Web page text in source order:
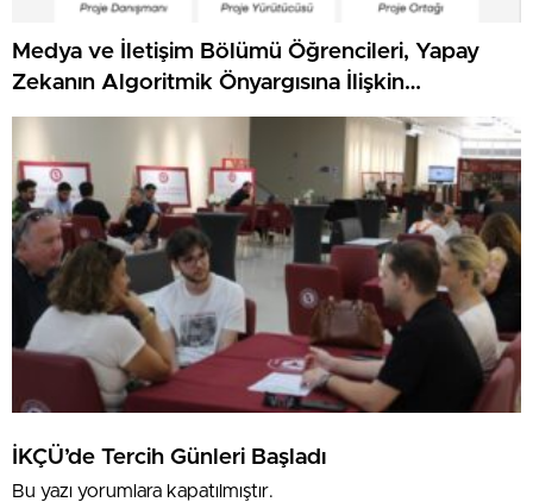
Medya ve İletişim Bölümü Öğrencileri, Yapay
Zekanın Algoritmik Önyargısına İlişkin
Farkındalık Düzeylerini Araştıracak
İKÇÜ’de Tercih Günleri Başladı
Bu yazı yorumlara kapatılmıştır.